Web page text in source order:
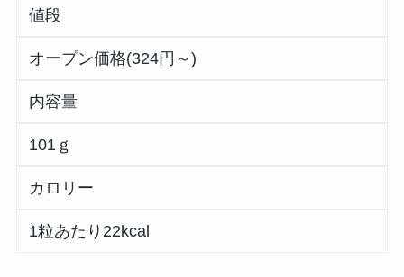
値段
オープン価格(324円～)
内容量
101ｇ
カロリー
1粒あたり22kcal